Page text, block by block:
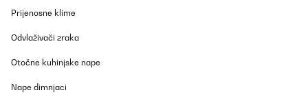
Prijenosne klime
Odvlaživači zraka
Otočne kuhinjske nape
Nape dimnjaci